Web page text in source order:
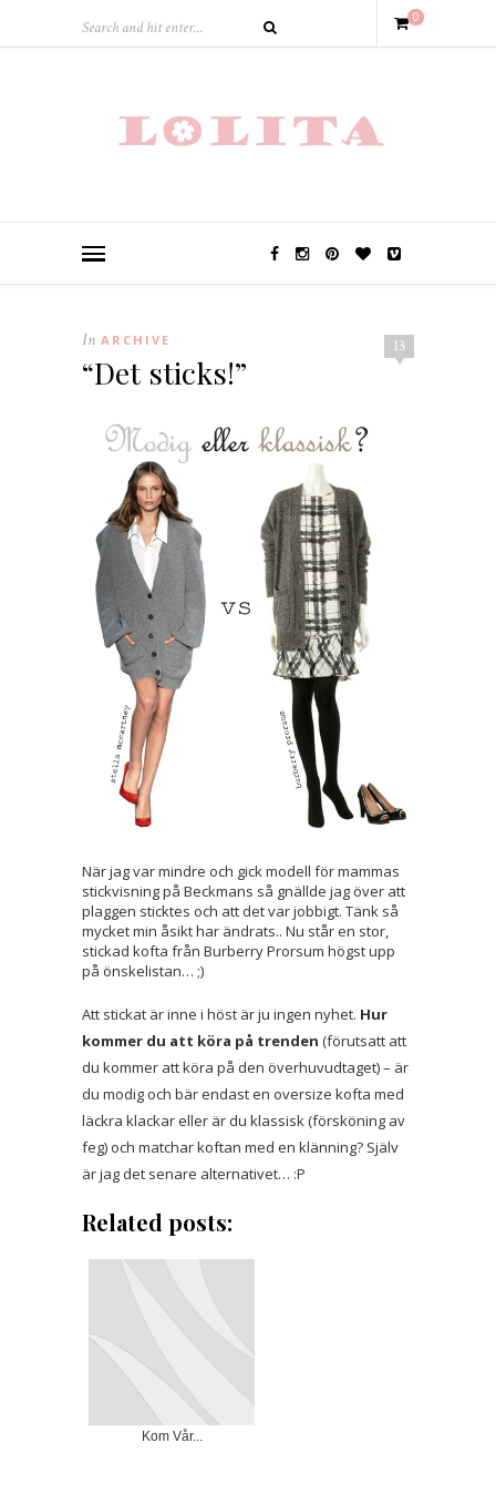
0
13
In ARCHIVE
“Det sticks!”
När jag var mindre och gick modell för mammas
stickvisning på Beckmans så gnällde jag över att
plaggen sticktes och att det var jobbigt. Tänk så
mycket min åsikt har ändrats.. Nu står en stor,
stickad kofta från Burberry Prorsum högst upp
på önskelistan… ;)
Att stickat är inne i höst är ju ingen nyhet. Hur
kommer du att köra på trenden (förutsatt att
du kommer att köra på den överhuvudtaget) – är
du modig och bär endast en oversize kofta med
läckra klackar eller är du klassisk (försköning av
feg) och matchar koftan med en klänning? Själv
är jag det senare alternativet… :P
Related posts:
Kom Vår...